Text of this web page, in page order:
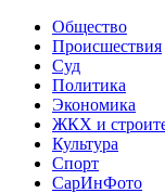
Общество
Происшествия
Суд
Политика
Экономика
ЖКХ и
Культура
Спорт
СарИнФото